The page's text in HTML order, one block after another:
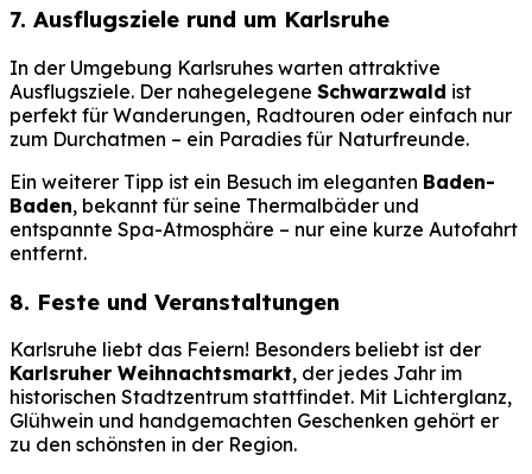
7. Ausflugsziele rund um Karlsruhe
In der Umgebung Karlsruhes warten attraktive
Ausflugsziele. Der nahegelegene Schwarzwald ist
perfekt für Wanderungen, Radtouren oder einfach nur
zum Durchatmen – ein Paradies für Naturfreunde.
Ein weiterer Tipp ist ein Besuch im eleganten Baden-
Baden, bekannt für seine Thermalbäder und
entspannte Spa-Atmosphäre – nur eine kurze Autofahrt
entfernt.
8. Feste und Veranstaltungen
Karlsruhe liebt das Feiern! Besonders beliebt ist der
Karlsruher Weihnachtsmarkt, der jedes Jahr im
historischen Stadtzentrum stattfindet. Mit Lichterglanz,
Glühwein und handgemachten Geschenken gehört er
zu den schönsten in der Region.